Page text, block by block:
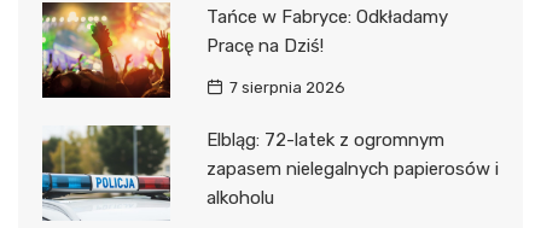
Tańce w Fabryce: Odkładamy
Pracę na Dziś!
7 sierpnia 2026
Elbląg: 72-latek z ogromnym
zapasem nielegalnych papierosów i
alkoholu